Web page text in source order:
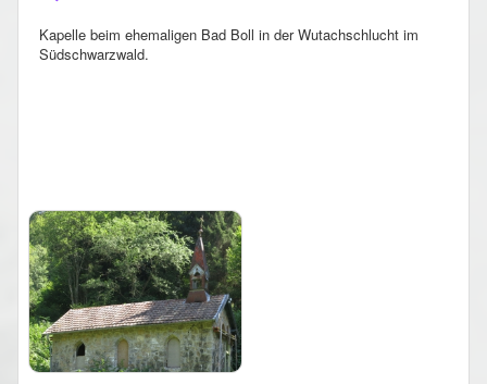
Kapelle beim ehemaligen Bad Boll in der Wutachschlucht im
Südschwarzwald.